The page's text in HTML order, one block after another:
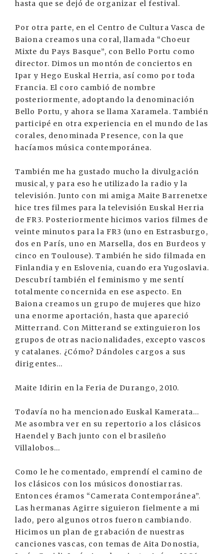
hasta que se dejó de organizar el festival.
Por otra parte, en el Centro de Cultura Vasca de
Baiona creamos una coral, llamada “Choeur
Mixte du Pays Basque”, con Bello Portu como
director. Dimos un montón de conciertos en
Ipar y Hego Euskal Herria, así como por toda
Francia. El coro cambió de nombre
posteriormente, adoptando la denominación
Bello Portu, y ahora se llama Xaramela. También
participé en otra experiencia en el mundo de las
corales, denominada Presence, con la que
hacíamos música contemporánea.
También me ha gustado mucho la divulgación
musical, y para eso he utilizado la radio y la
televisión. Junto con mi amiga Maite Barrenetxe
hice tres filmes para la televisión Euskal Herria
de FR3. Posteriormente hicimos varios filmes de
veinte minutos para la FR3 (uno en Estrasburgo,
dos en París, uno en Marsella, dos en Burdeos y
cinco en Toulouse). También he sido filmada en
Finlandia y en Eslovenia, cuando era Yugoslavia.
Descubrí también el feminismo y me sentí
totalmente concernida en ese aspecto. En
Baiona creamos un grupo de mujeres que hizo
una enorme aportación, hasta que apareció
Mitterrand. Con Mitterand se extinguieron los
grupos de otras nacionalidades, excepto vascos
y catalanes. ¿Cómo? Dándoles cargos a sus
dirigentes...
Maite Idirin en la Feria de Durango, 2010.
Todavía no ha mencionado Euskal Kamerata...
Me asombra ver en su repertorio a los clásicos
Haendel y Bach junto con el brasileño
Villalobos...
Como le he comentado, emprendí el camino de
los clásicos con los músicos donostiarras.
Entonces éramos “Camerata Contemporánea”.
Las hermanas Agirre siguieron fielmente a mi
lado, pero algunos otros fueron cambiando.
Hicimos un plan de grabación de nuestras
canciones vascas, con temas de Aita Donostia,